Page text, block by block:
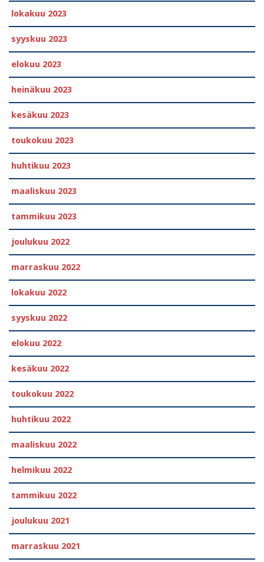
lokakuu 2023
syyskuu 2023
elokuu 2023
heinäkuu 2023
kesäkuu 2023
toukokuu 2023
huhtikuu 2023
maaliskuu 2023
tammikuu 2023
joulukuu 2022
marraskuu 2022
lokakuu 2022
syyskuu 2022
elokuu 2022
kesäkuu 2022
toukokuu 2022
huhtikuu 2022
maaliskuu 2022
helmikuu 2022
tammikuu 2022
joulukuu 2021
marraskuu 2021